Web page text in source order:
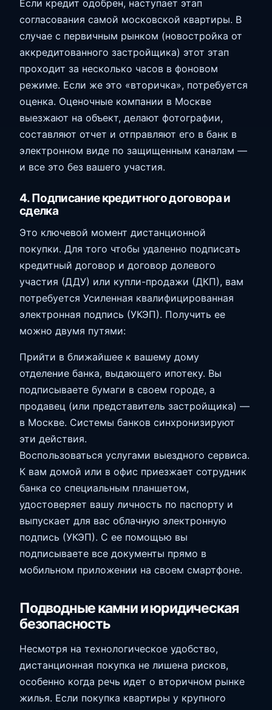
Если кредит одобрен, наступает этап
согласования самой московской квартиры. В
случае с первичным рынком (новостройка от
аккредитованного застройщика) этот этап
проходит за несколько часов в фоновом
режиме. Если же это «вторичка», потребуется
оценка. Оценочные компании в Москве
выезжают на объект, делают фотографии,
составляют отчет и отправляют его в банк в
электронном виде по защищенным каналам —
и все это без вашего участия.
4. Подписание кредитного договора и
сделка
Это ключевой момент дистанционной
покупки. Для того чтобы удаленно подписать
кредитный договор и договор долевого
участия (ДДУ) или купли-продажи (ДКП), вам
потребуется Усиленная квалифицированная
электронная подпись (УКЭП). Получить ее
можно двумя путями:
Прийти в ближайшее к вашему дому
отделение банка, выдающего ипотеку. Вы
подписываете бумаги в своем городе, а
продавец (или представитель застройщика) —
в Москве. Системы банков синхронизируют
эти действия.
Воспользоваться услугами выездного сервиса.
К вам домой или в офис приезжает сотрудник
банка со специальным планшетом,
удостоверяет вашу личность по паспорту и
выпускает для вас облачную электронную
подпись (УКЭП). С ее помощью вы
подписываете все документы прямо в
мобильном приложении на своем смартфоне.
Подводные камни и юридическая
безопасность
Несмотря на технологическое удобство,
дистанционная покупка не лишена рисков,
особенно когда речь идет о вторичном рынке
жилья. Если покупка квартиры у крупного